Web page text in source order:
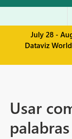
July 28 -
Dataviz
Usar
palabras